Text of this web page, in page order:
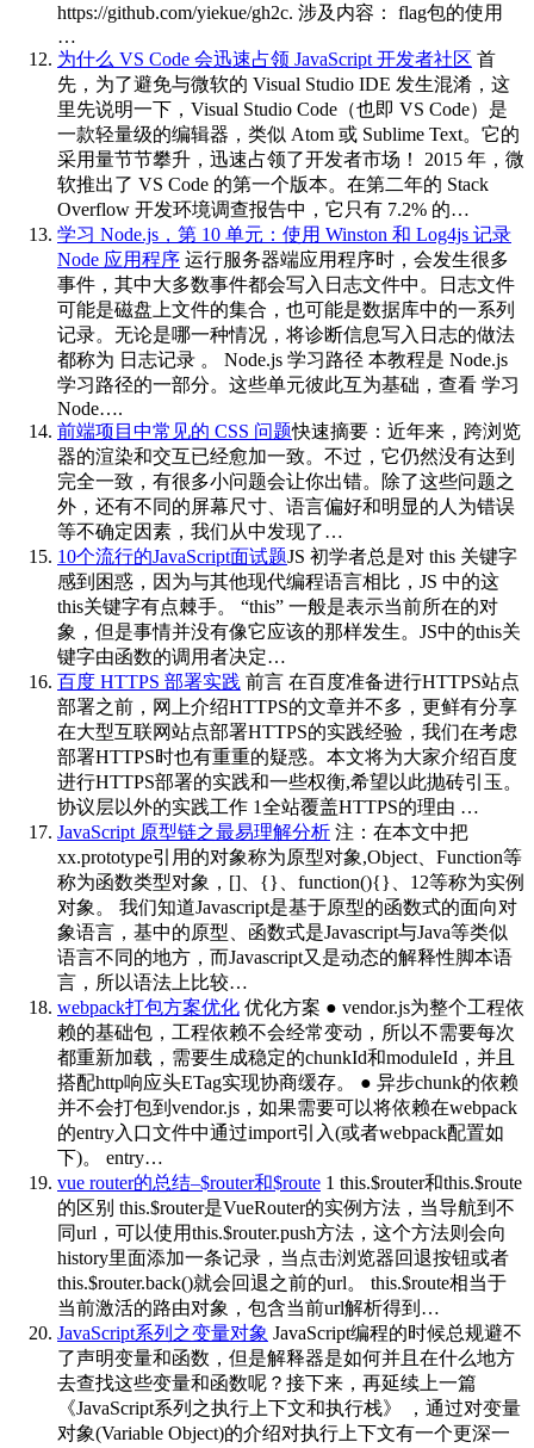
https://github.com/yiekue/gh2c. 涉及内容： flag包的使用
…
为什么 VS Code 会迅速占领 JavaScript 开发者社区 首
先，为了避免与微软的 Visual Studio IDE 发生混淆，这
里先说明一下，Visual Studio Code（也即 VS Code）是
一款轻量级的编辑器，类似 Atom 或 Sublime Text。它的
采用量节节攀升，迅速占领了开发者市场！ 2015 年，微
软推出了 VS Code 的第一个版本。在第二年的 Stack
Overflow 开发环境调查报告中，它只有 7.2% 的…
学习 Node.js，第 10 单元：使用 Winston 和 Log4js 记录
Node 应用程序 运行服务器端应用程序时，会发生很多
事件，其中大多数事件都会写入日志文件中。日志文件
可能是磁盘上文件的集合，也可能是数据库中的一系列
记录。无论是哪一种情况，将诊断信息写入日志的做法
都称为 日志记录 。 Node.js 学习路径 本教程是 Node.js
学习路径的一部分。这些单元彼此互为基础，查看 学习
Node….
前端项目中常见的 CSS 问题快速摘要：近年来，跨浏览
器的渲染和交互已经愈加一致。不过，它仍然没有达到
完全一致，有很多小问题会让你出错。除了这些问题之
外，还有不同的屏幕尺寸、语言偏好和明显的人为错误
等不确定因素，我们从中发现了…
10个流行的JavaScript面试题JS 初学者总是对 this 关键字
感到困惑，因为与其他现代编程语言相比，JS 中的这
this关键字有点棘手。 “this” 一般是表示当前所在的对
象，但是事情并没有像它应该的那样发生。JS中的this关
键字由函数的调用者决定…
百度 HTTPS 部署实践 前言 在百度准备进行HTTPS站点
部署之前，网上介绍HTTPS的文章并不多，更鲜有分享
在大型互联网站点部署HTTPS的实践经验，我们在考虑
部署HTTPS时也有重重的疑惑。本文将为大家介绍百度
进行HTTPS部署的实践和一些权衡,希望以此抛砖引玉。
协议层以外的实践工作 1全站覆盖HTTPS的理由 …
JavaScript 原型链之最易理解分析 注：在本文中把
xx.prototype引用的对象称为原型对象,Object、Function等
称为函数类型对象，[]、{}、function(){}、12等称为实例
对象。 我们知道Javascript是基于原型的函数式的面向对
象语言，基中的原型、函数式是Javascript与Java等类似
语言不同的地方，而Javascript又是动态的解释性脚本语
言，所以语法上比较…
webpack打包方案优化 优化方案 ● vendor.js为整个工程依
赖的基础包，工程依赖不会经常变动，所以不需要每次
都重新加载，需要生成稳定的chunkId和moduleId，并且
搭配http响应头ETag实现协商缓存。 ● 异步chunk的依赖
并不会打包到vendor.js，如果需要可以将依赖在webpack
的entry入口文件中通过import引入(或者webpack配置如
下)。 entry…
vue router的总结–$router和$route 1 this.$router和this.$route
的区别 this.$router是VueRouter的实例方法，当导航到不
同url，可以使用this.$router.push方法，这个方法则会向
history里面添加一条记录，当点击浏览器回退按钮或者
this.$router.back()就会回退之前的url。 this.$route相当于
当前激活的路由对象，包含当前url解析得到…
JavaScript系列之变量对象 JavaScript编程的时候总规避不
了声明变量和函数，但是解释器是如何并且在什么地方
去查找这些变量和函数呢？接下来，再延续上一篇
《JavaScript系列之执行上下文和执行栈》 ，通过对变量
对象(Variable Object)的介绍对执行上下文有一个更深一